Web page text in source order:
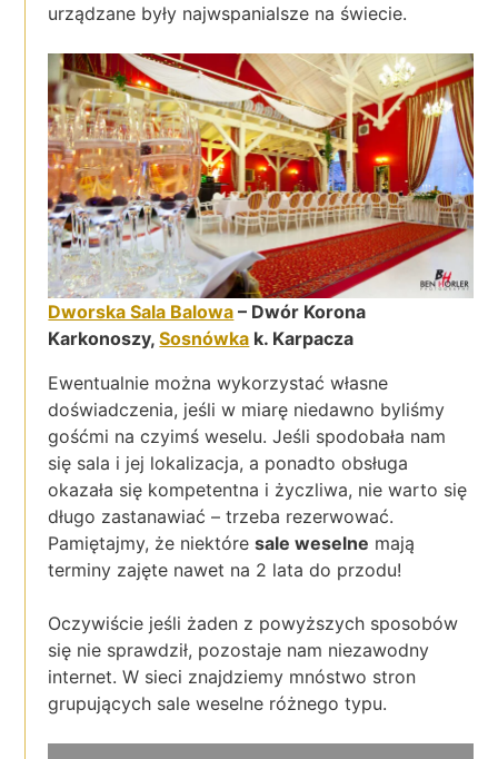
urządzane były najwspanialsze na świecie.
Dworska Sala Balowa – Dwór Korona
Karkonoszy,Sosnówka k. Karpacza
Ewentualnie można wykorzystać własne
doświadczenia, jeśli w miarę niedawno byliśmy
gośćmi na czyimś weselu. Jeśli spodobała nam
się sala i jej lokalizacja, a ponadto obsługa
okazała się kompetentna i życzliwa, nie warto się
długo zastanawiać – trzeba rezerwować.
Pamiętajmy, że niektóresale weselne mają
terminy zajęte nawet na 2 lata do przodu!
Oczywiście jeśli żaden z powyższych sposobów
się nie sprawdził, pozostaje nam niezawodny
internet. W sieci znajdziemy mnóstwo stron
grupujących sale weselne różnego typu.